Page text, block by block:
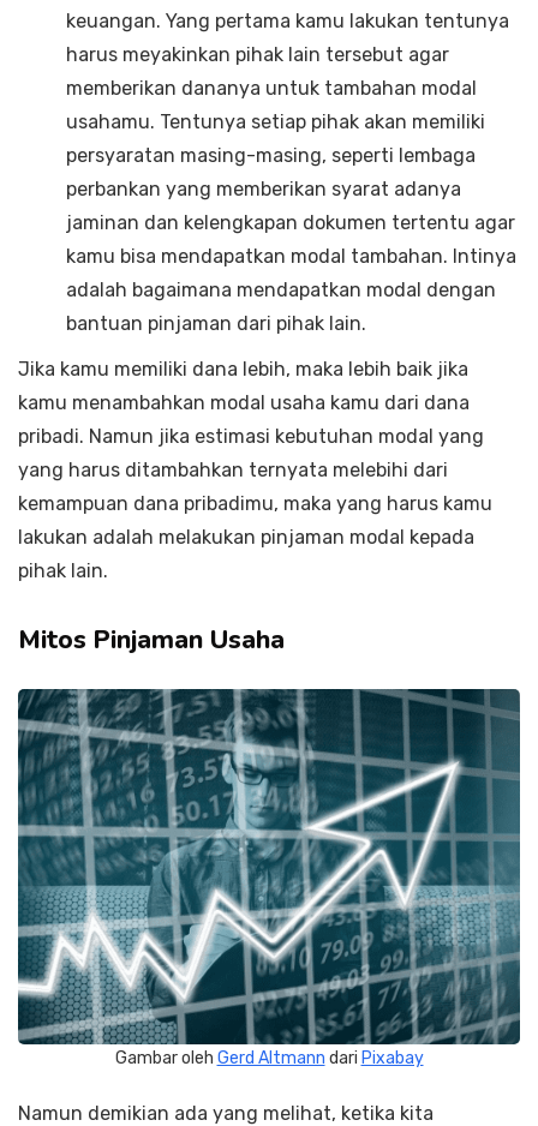
keuangan. Yang pertama kamu lakukan tentunya
harus meyakinkan pihak lain tersebut agar
memberikan dananya untuk tambahan modal
usahamu. Tentunya setiap pihak akan memiliki
persyaratan masing-masing, seperti lembaga
perbankan yang memberikan syarat adanya
jaminan dan kelengkapan dokumen tertentu agar
kamu bisa mendapatkan modal tambahan. Intinya
adalah bagaimana mendapatkan modal dengan
bantuan pinjaman dari pihak lain.
Jika kamu memiliki dana lebih, maka lebih baik jika
kamu menambahkan modal usaha kamu dari dana
pribadi. Namun jika estimasi kebutuhan modal yang
yang harus ditambahkan ternyata melebihi dari
kemampuan dana pribadimu, maka yang harus kamu
lakukan adalah melakukan pinjaman modal kepada
pihak lain.
Mitos Pinjaman Usaha
Gambar oleh Gerd Altmann dari Pixabay
Namun demikian ada yang melihat, ketika kita